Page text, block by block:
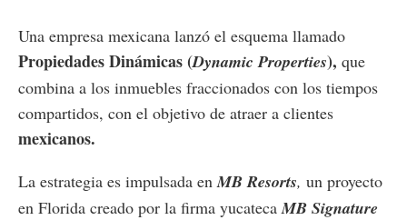
Una empresa mexicana lanzó el esquema llamado
Propiedades Dinámicas (Dynamic Properties), que
combina a los inmuebles fraccionados con los tiempos
compartidos, con el objetivo de atraer a clientes
mexicanos.
La estrategia es impulsada en MB Resorts, un proyecto
en Florida creado por la firma yucatecaMB Signature